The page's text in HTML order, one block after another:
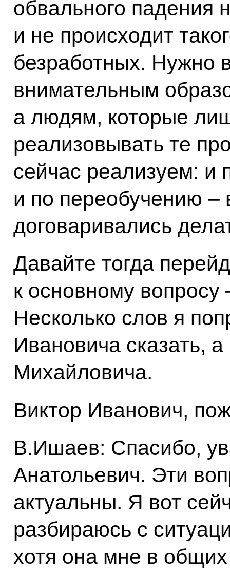
обвального падения
и не происходит
безработных. Нужно
внимательным
а людям, которые
реализовывать те
сейчас реализуем: и
и по переобучению
договаривались
Давайте тогда
к основному
Несколько слов я
Ивановича сказать,
Михайловича.
Виктор Иванович,
В.Ишаев: Спасибо,
Анатольевич. Эти
актуальны. Я вот
разбираюсь с
хотя она мне в